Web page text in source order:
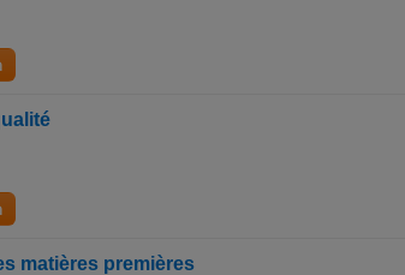
matières premières